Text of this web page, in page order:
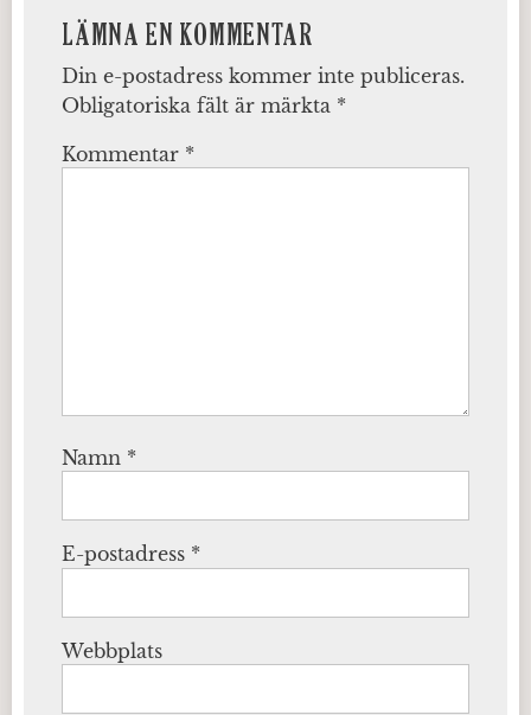
LÄMNA EN KOMMENTAR
Din e-postadress kommer inte publiceras.
Obligatoriska fält är märkta *
Kommentar *
Namn *
E-postadress *
Webbplats